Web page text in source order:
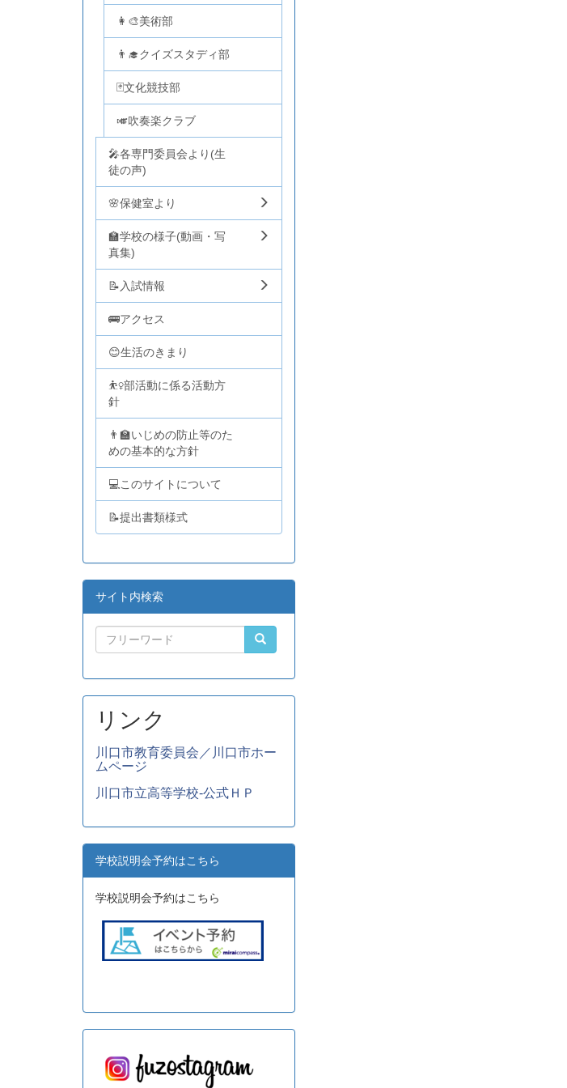
👩‍🎨美術部
👨‍🎓クイズスタディ部
🃏文化競技部
🎺吹奏楽クラブ
🎤各専門委員会より(生
徒の声)
🌸保健室より
🏫学校の様子(動画・写
真集)
📝入試情報
🚌アクセス
😊生活のきまり
⛹️‍♀️部活動に係る活動方
針
👨‍🏫いじめの防止等のた
めの基本的な方針
💻このサイトについて
📝提出書類様式
サイト内検索
リンク
川口市教育委員会／川口市ホー
ムページ
川口市立高等学校-公式ＨＰ
学校説明会予約はこちら
学校説明会予約はこちら